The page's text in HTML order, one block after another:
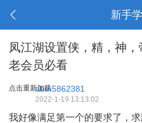
新手
凤江湖设置侠，精，神
老会员必看
点击重新加载abm5862381
2022-1-19 13:13:02
我好像满足第一个的要求了，